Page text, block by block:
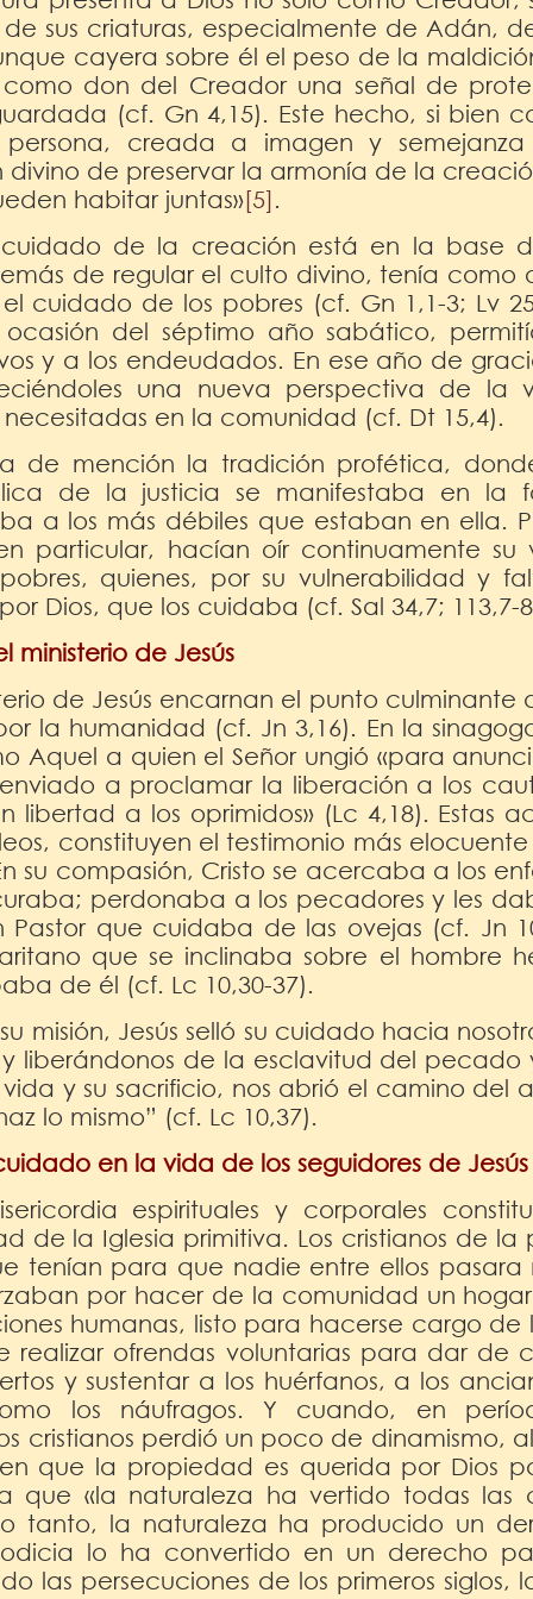
sus criaturas, especialmente de Adán,
cayera sobre él el peso de la
don del Creador una señal de
(cf. Gn 4,15). Este hecho, si bien
creada a imagen y
divino de preservar la armonía de la
habitar juntas»[5].
cuidado de la creación está en la base
de regular el culto divino, tenía como
cuidado de los pobres (cf. Gn 1,1-3; Lv
del séptimo año sabático,
y a los endeudados. En ese año de
una nueva perspectiva de la
en la comunidad (cf. Dt 15,4).
de mención la tradición profética,
de la justicia se manifestaba en la
a los más débiles que estaban en ella.
particular, hacían oír continuamente
quienes, por su vulnerabilidad y
Dios, que los cuidaba (cf. Sal 34,7; 113,7-
ministerio de Jesús
de Jesús encarnan el punto culminante
la humanidad (cf. Jn 3,16). En la
Aquel a quien el Señor ungió «para
a proclamar la liberación a los
libertad a los oprimidos» (Lc 4,18). Estas
constituyen el testimonio más
su compasión, Cristo se acercaba a los
perdonaba a los pecadores y les
Pastor que cuidaba de las ovejas (cf. Jn
que se inclinaba sobre el hombre
de él (cf. Lc 10,30-37).
misión, Jesús selló su cuidado hacia
liberándonos de la esclavitud del pecado
y su sacrificio, nos abrió el camino del
lo mismo” (cf. Lc 10,37).
en la vida de los seguidores de Jesús
espirituales y corporales
de la Iglesia primitiva. Los cristianos de la
tenían para que nadie entre ellos pasara
por hacer de la comunidad un
humanas, listo para hacerse cargo de
realizar ofrendas voluntarias para dar de
y sustentar a los huérfanos, a los
los náufragos. Y cuando, en
cristianos perdió un poco de dinamismo,
en que la propiedad es querida por Dios
que «la naturaleza ha vertido todas las
tanto, la naturaleza ha producido un
lo ha convertido en un derecho
las persecuciones de los primeros siglos,